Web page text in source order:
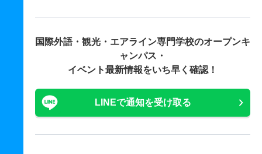
国際外語・観光・エアライン専門学校のオープンキ
ャンパス・
イベント最新情報をいち早く確認！
LINEで通知を受け取る